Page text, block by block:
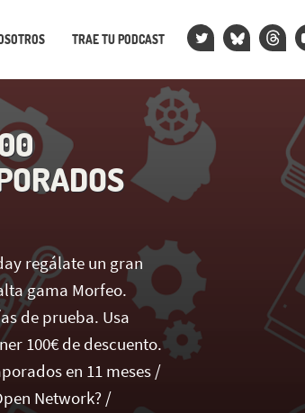
TRAE TU PODCAST
regálate un gran
gama Morfeo.
de prueba. Usa
100€ de descuento.
en 11 meses /
Network? /